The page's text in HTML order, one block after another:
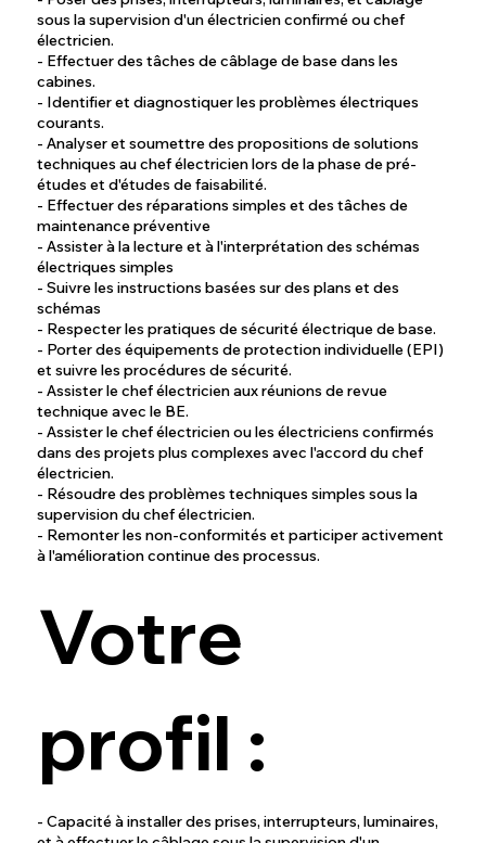
sous la supervision d'un électricien confirmé ou chef
électricien.
- Effectuer des tâches de câblage de base dans les
cabines.
- Identifier et diagnostiquer les problèmes électriques
courants.
- Analyser et soumettre des propositions de solutions
techniques au chef électricien lors de la phase de pré-
études et d'études de faisabilité.
- Effectuer des réparations simples et des tâches de
maintenance préventive
- Assister à la lecture et à l'interprétation des schémas
électriques simples
- Suivre les instructions basées sur des plans et des
schémas
- Respecter les pratiques de sécurité électrique de base.
- Porter des équipements de protection individuelle (EPI)
et suivre les procédures de sécurité.
- Assister le chef électricien aux réunions de revue
technique avec le BE.
- Assister le chef électricien ou les électriciens confirmés
dans des projets plus complexes avec l'accord du chef
électricien.
- Résoudre des problèmes techniques simples sous la
supervision du chef électricien.
- Remonter les non-conformités et participer activement
à l'amélioration continue des processus.
Votre
profil :
- Capacité à installer des prises, interrupteurs, luminaires,